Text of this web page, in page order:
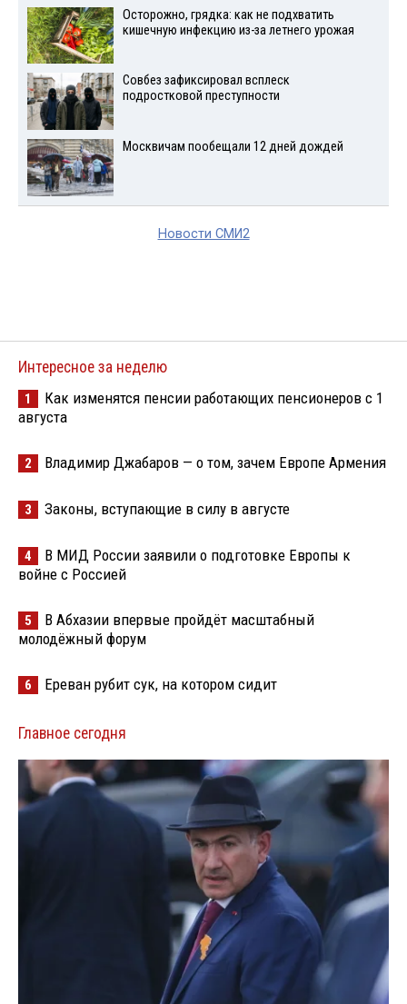
Осторожно, грядка: как не подхватить
кишечную инфекцию из-за летнего урожая
Совбез зафиксировал всплеск
подростковой преступности
Москвичам пообещали 12 дней дождей
Новости СМИ2
Интересное за неделю
1
Как изменятся пенсии работающих пенсионеров с 1
августа
2 Владимир Джабаров — о том, зачем Европе Армения
3 Законы, вступающие в силу в августе
4
В МИД России заявили о подготовке Европы к
войне с Россией
5
В Абхазии впервые пройдёт масштабный
молодёжный форум
6 Ереван рубит сук, на котором сидит
Главное сегодня